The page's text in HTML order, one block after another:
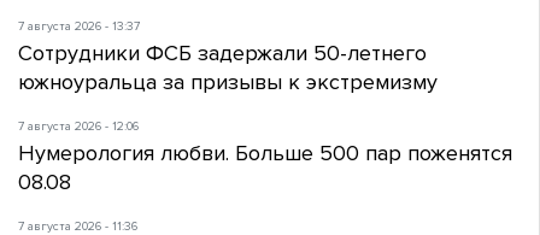
7 августа 2026 - 13:37
Сотрудники ФСБ задержали 50-летнего
южноуральца за призывы к экстремизму
7 августа 2026 - 12:06
Нумерология любви. Больше 500 пар поженятся
08.08
7 августа 2026 - 11:36